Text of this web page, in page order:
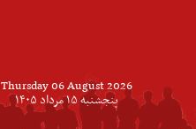
Thursday 06 August 2026
پنجشنبه ۱۵ مرداد ۱۴۰۵